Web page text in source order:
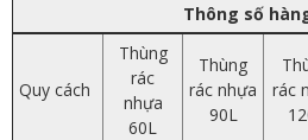
Thông số
Quy cách
Thùng
rác
nhựa
60L
Thùng
rác nhựa
90L
rác